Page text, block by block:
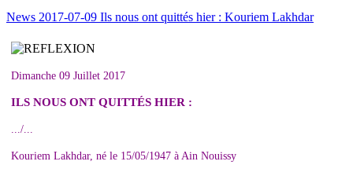
News 2017-07-09 Ils nous ont quittés hier : Kouriem Lakhdar
Dimanche 09 Juillet 2017
ILS NOUS ONT QUITTÉS HIER :
.../...
Kouriem Lakhdar, né le 15/05/1947 à Ain Nouissy